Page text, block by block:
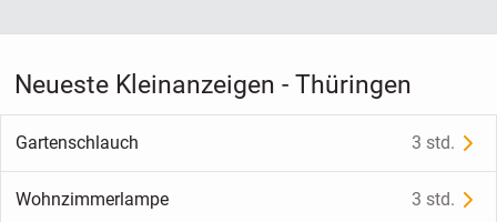
Neueste Kleinanzeigen - Thüringen
Gartenschlauch 3 std.
Wohnzimmerlampe 3 std.